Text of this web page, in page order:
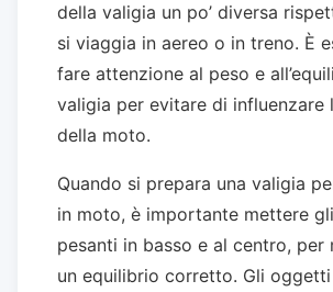
della valigia un po’ diversa
si viaggia in aereo o in treno. È
fare attenzione al peso e
valigia per evitare di influenzare
della moto.
Quando si prepara una valigia
in moto, è importante mettere
pesanti in basso e al centro, per
un equilibrio corretto. Gli